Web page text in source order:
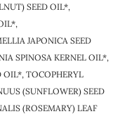
SEED OIL*,
JAPONICA SEED
SPINOSA KERNEL OIL*,
OIL*, TOCOPHERYL
(SUNFLOWER) SEED
(ROSEMARY) LEAF